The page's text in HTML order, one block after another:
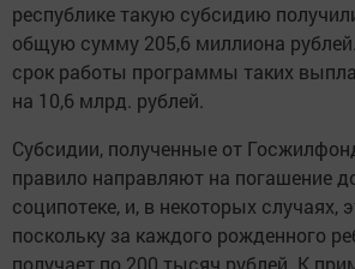
республике такую субсидию
общую сумму 205,6 миллиона
срок работы программы таких
на 10,6 млрд. рублей.
Субсидии, полученные от
правило направляют на погашение
соципотеке, и, в некоторых случаях,
поскольку за каждого рожденного
получает по 200 тысяч рублей. К